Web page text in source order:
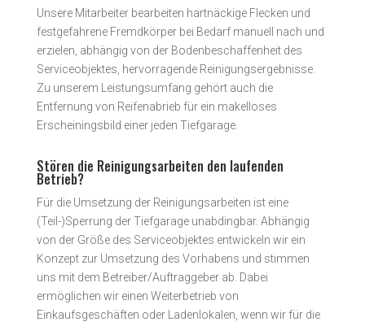
Unsere Mitarbeiter bearbeiten hartnäckige Flecken und
festgefahrene Fremdkörper bei Bedarf manuell nach und
erzielen, abhängig von der Bodenbeschaffenheit des
Serviceobjektes, hervorragende Reinigungsergebnisse.
Zu unserem Leistungsumfang gehört auch die
Entfernung von Reifenabrieb für ein makelloses
Erscheiningsbild einer jeden Tiefgarage.
Stören die Reinigungsarbeiten den laufenden
Betrieb?
Für die Umsetzung der Reinigungsarbeiten ist eine
(Teil-)Sperrung der Tiefgarage unabdingbar. Abhängig
von der Größe des Serviceobjektes entwickeln wir ein
Konzept zur Umsetzung des Vorhabens und stimmen
uns mit dem Betreiber/Auftraggeber ab. Dabei
ermöglichen wir einen Weiterbetrieb von
Einkaufsgeschäften oder Ladenlokalen, wenn wir für die